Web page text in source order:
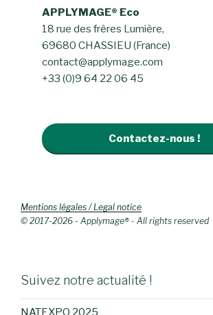
APPLYMAGE® Eco
18 rue des frères Lumière,
69680 CHASSIEU (France)
contact@applymage.com
+33 (0)9 64 22 06 45
Contactez-nous !
Mentions légales / Legal notice
© 2017-2026 - Applymage® - All rights reserved
Suivez notre actualité !
NATEXPO 2025